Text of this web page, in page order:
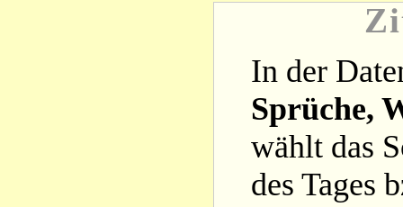
In der
Sprüche,
wählt das
des Tages